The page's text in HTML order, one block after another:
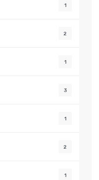
1
2
1
3
1
2
1